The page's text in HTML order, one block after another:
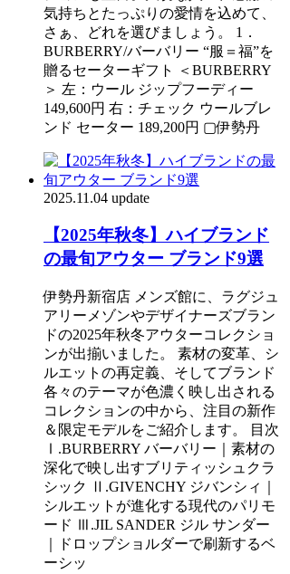
気持ちとたっぷりの愛情を込めて、
さぁ、どれを選びましょう。 1．
BURBERRY/バーバリー “服＝福”を
贈るセーターギフト ＜BURBERRY
＞ 左：ウール ジップフーディー
149,600円 右：チェック ウールブレ
ンド セーター 189,200円 ▢伊勢丹
2025.11.04 update
【2025年秋冬】ハイブランド
の最旬アウター ブランド9選
伊勢丹新宿店 メンズ館に、ラグジュ
アリーメゾンやデザイナーズブラン
ドの2025年秋冬アウターコレクショ
ンが出揃いました。 素材の変革、シ
ルエットの再定義、そしてブランド
各々のテーマが色濃く映し出される
コレクションの中から、注目の新作
＆限定モデルをご紹介します。 目次
Ⅰ.BURBERRY バーバリー｜素材の
深化で映し出すブリティッシュクラ
シック Ⅱ.GIVENCHY ジバンシィ｜
シルエットが進化する現代のパリモ
ード Ⅲ.JIL SANDER ジル サンダー
｜ドロップショルダーで刷新するベ
ーシッ